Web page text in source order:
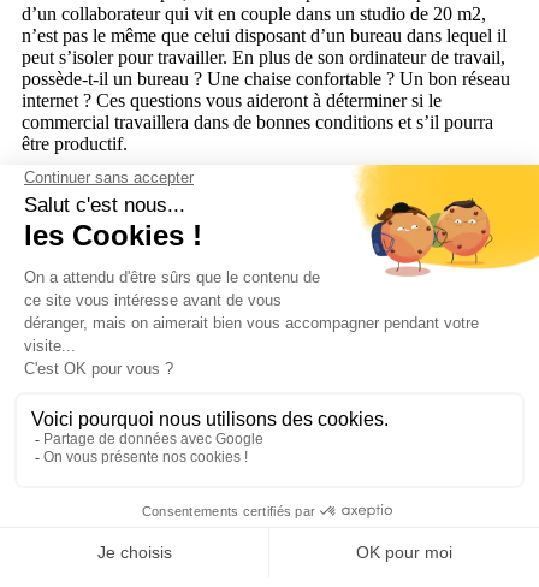
d’un collaborateur qui vit en couple dans un studio de 20 m2,
n’est pas le même que celui disposant d’un bureau dans lequel il
peut s’isoler pour travailler. En plus de son ordinateur de travail,
possède-t-il un bureau ? Une chaise confortable ? Un bon réseau
internet ? Ces questions vous aideront à déterminer si le
commercial travaillera dans de bonnes conditions et s’il pourra
être productif.
Conclusion
Il ne fait aucun doute que le télétravail n’est pas une simple
mode, mais est bel et bien une nouvelle organisation de travail
qui va s’instaurer dans la durée. Vous connaissez désormais les
techniques pour manager vos équipes commerciales qui sont en
télétravail !
Service client